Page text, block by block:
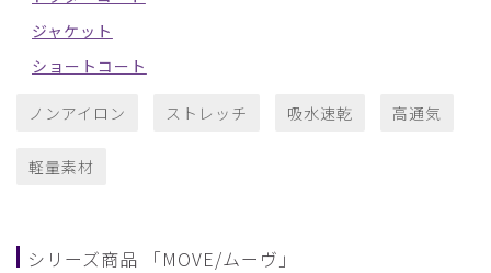
ジャケット
ショートコート
ノンアイロン ストレッチ 吸水速乾 高通気
軽量素材
シリーズ商品 「MOVE/ムーヴ」